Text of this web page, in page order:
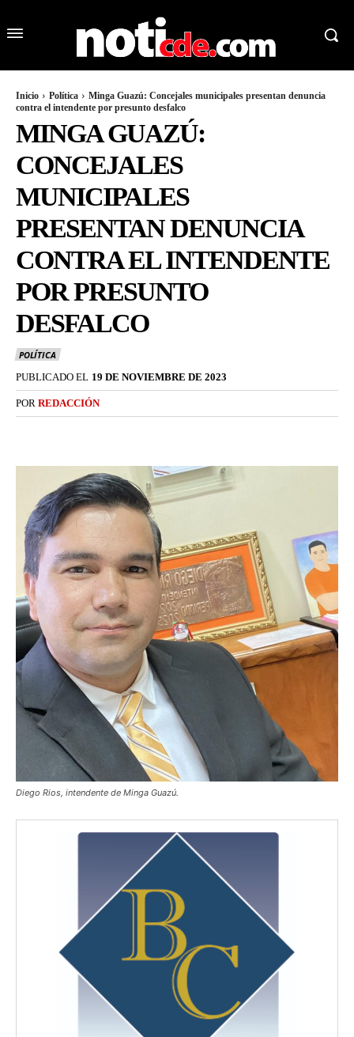
Inicio Política
Minga Guazú: Concejales municipales presentan denuncia
contra el intendente por presunto desfalco
MINGA GUAZÚ:
CONCEJALES
MUNICIPALES
PRESENTAN DENUNCIA
CONTRA EL INTENDENTE
POR PRESUNTO
DESFALCO
POLÍTICA
PUBLICADO EL 19 DE NOVIEMBRE DE 2023
POR REDACCIÓN
Diego Rios, intendente de Minga Guazú.